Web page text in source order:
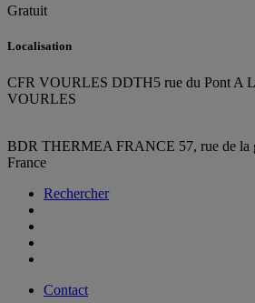
Gratuit
Localisation
CFR VOURLES DDTH5 rue du Pont A
VOURLES
BDR THERMEA FRANCE 57, rue de la
France
Rechercher
Contact